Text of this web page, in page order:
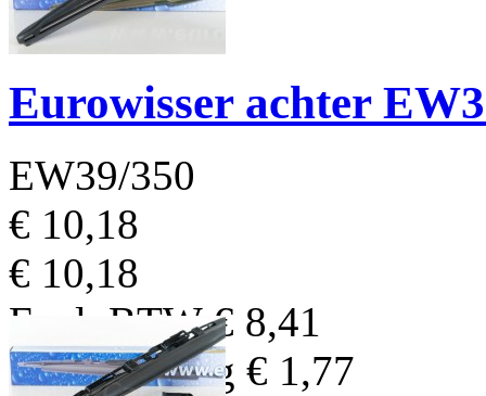
Eurowisser achter
EW39/350
€ 10,18
€ 10,18
Excl. BTW€ 8,41
BTW Bedrag € 1,77